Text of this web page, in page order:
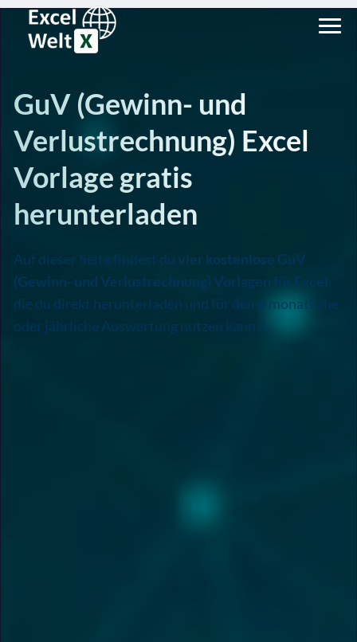
GuV (Gewinn- und
Verlustrechnung) Excel
Vorlage gratis
herunterladen
Auf dieser Seite findest duvier kostenlose GuV
(Gewinn- und Verlustrechnung) Vorlagen für Excel,
die du direkt herunterladen und für deine monatliche
oder jährliche Auswertung nutzen kannst.